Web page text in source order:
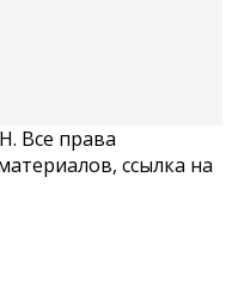
Все права
ссылка на